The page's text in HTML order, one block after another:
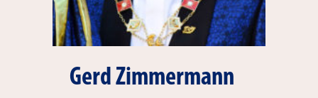
Gerd Zimmermann